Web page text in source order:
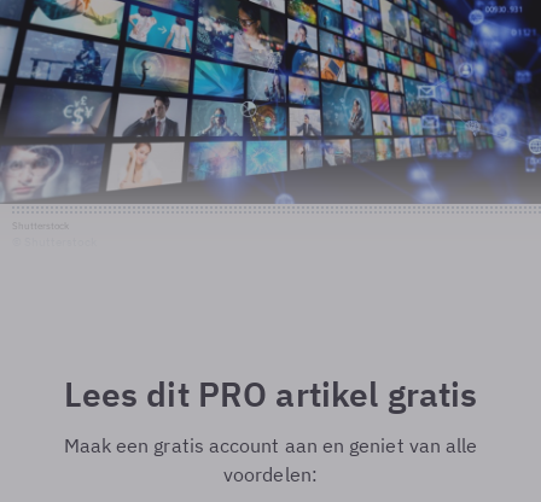
Lees dit PRO artikel gratis
Maak een gratis account aan en geniet van alle
voordelen: